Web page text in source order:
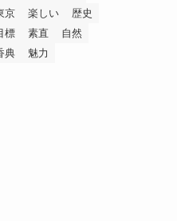
京 楽しい
歴史
標 素直
自然
典 魅力